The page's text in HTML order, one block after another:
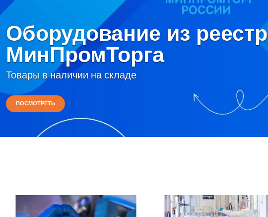
Оборудование из
МинПромТорга
Товары в наличии на складе
ПОСМОТРЕТЬ